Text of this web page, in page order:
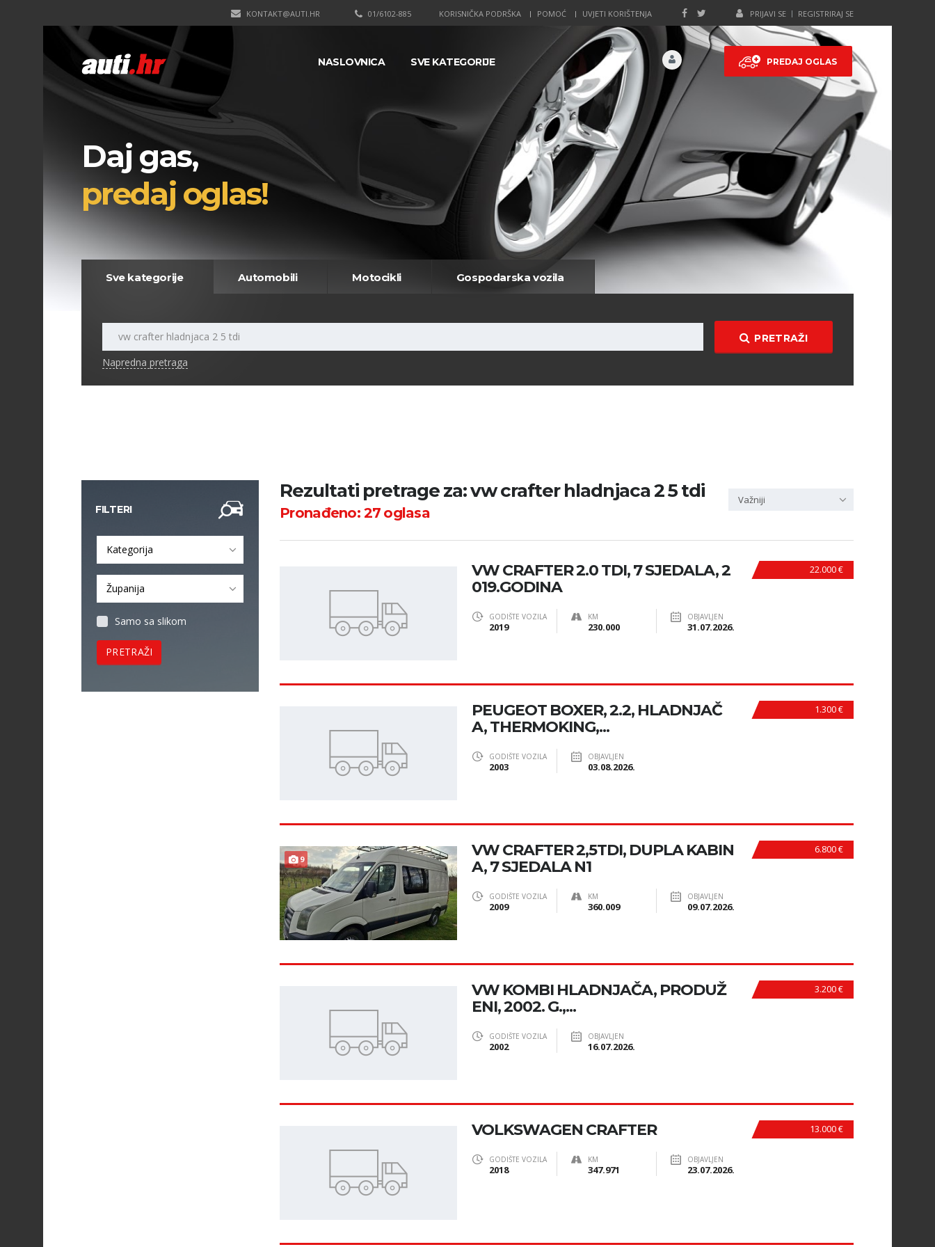
PRIJAVI SE REGISTRIRAJ SE
KORISNIČKA PODRŠKA POMOĆ UVJETI KORIŠTENJA
01/6102-885
KONTAKT@AUTI.HR
PREDAJ OGLAS
NASLOVNICA SVE KATEGORIJE
Daj gas,
predaj oglas!
Sve kategorije Automobili Motocikli Gospodarska vozila
PRETRAŽI
Napredna pretraga
FILTERI
Kategorija
Županija
Samo sa slikom
PRETRAŽI
Rezultati pretrage za: vw crafter hladnjaca 2 5 tdi
Pronađeno:27oglasa
Važniji
22.000 €
VW CRAFTER 2.0 TDI, 7 SJEDALA, 2
019.GODINA
GODIŠTE VOZILA
2019
KM
230.000
OBJAVLJEN
31.07.2026.
1.300 €
PEUGEOT BOXER, 2.2, HLADNJAČ
A, THERMOKING,...
GODIŠTE VOZILA
2003
OBJAVLJEN
03.08.2026.
9
6.800 €
VW CRAFTER 2,5TDI, DUPLA KABIN
A, 7 SJEDALA N1
GODIŠTE VOZILA
2009
KM
360.009
OBJAVLJEN
09.07.2026.
3.200 €
VW KOMBI HLADNJAČA, PRODUŽ
ENI, 2002. G.,...
GODIŠTE VOZILA
2002
OBJAVLJEN
16.07.2026.
13.000 €
VOLKSWAGEN CRAFTER
GODIŠTE VOZILA
2018
KM
347.971
OBJAVLJEN
23.07.2026.